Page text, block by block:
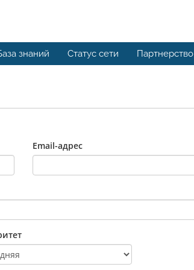
знаний Статус сети Партнерство
Email-адрес